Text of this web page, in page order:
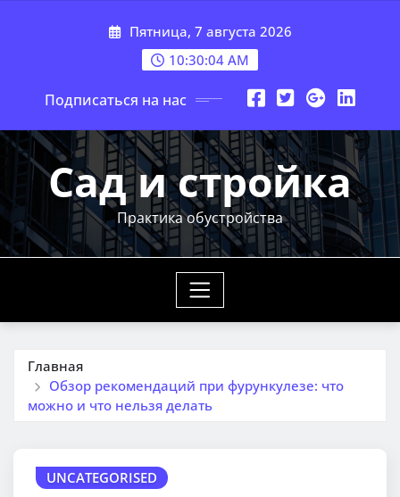
Пятница, 7 августа 2026
10:30:05 AM
Подписаться на нас
Сад и стройка
Практика обустройства
Главная
Обзор рекомендаций при фурункулезе: что
можно и что нельзя делать
UNCATEGORISED